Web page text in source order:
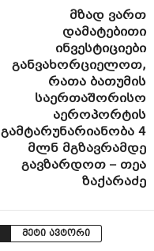
მზად ვართ
დამატებითი
ინვესტიციები
განვახორციელოთ,
რათა ბათუმის
საერთაშორისო
აეროპორტის
გამტარუნარიანობა 4
მლნ მგზავრამდე
გავზარდოთ – თეა
ზაქარაძე
მეტი ავტორი